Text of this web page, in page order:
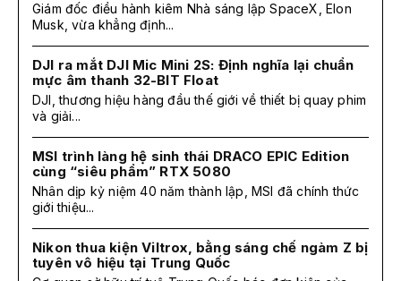
Giám đốc điều hành kiêm Nhà sáng lập SpaceX, Elon
Musk, vừa khẳng định...
DJI ra mắt DJI Mic Mini 2S: Định nghĩa lại chuẩn
mực âm thanh 32-BIT Float
DJI, thương hiệu hàng đầu thế giới về thiết bị quay phim
và giải...
MSI trình làng hệ sinh thái DRACO EPIC Edition
cùng “siêu phẩm” RTX 5080
Nhân dịp kỷ niệm 40 năm thành lập, MSI đã chính thức
giới thiệu...
Nikon thua kiện Viltrox, bằng sáng chế ngàm Z bị
tuyên vô hiệu tại Trung Quốc